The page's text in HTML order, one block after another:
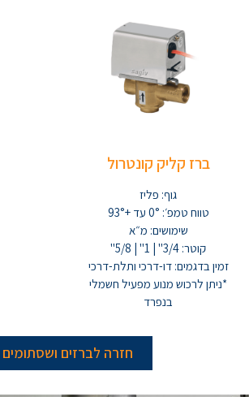
ברז קליק קונטרול
גוף: פליז
טווח טמפ׳: 0° עד +93°
שימושים: מ״א
קוטר: 3/4" | 1" | 5/8"
זמין בדגמים: דו-דרכי ותלת-דרכי
*ניתן לרכוש מנוע מפעיל חשמלי
בנפרד
חזרה לברזים ושסתומים